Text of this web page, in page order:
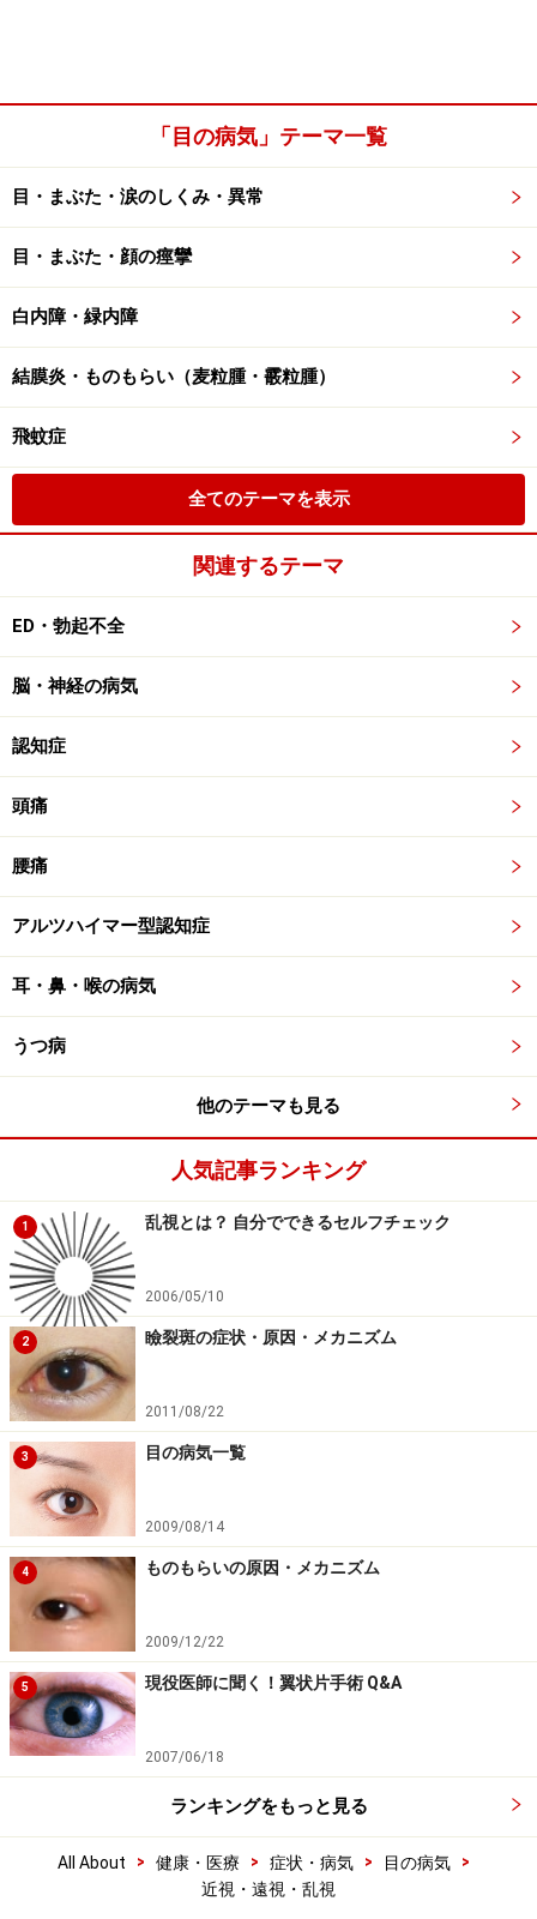
「目の病気」テーマ一覧
目・まぶた・涙のしくみ・異常
目・まぶた・顔の痙攣
白内障・緑内障
結膜炎・ものもらい（麦粒腫・霰粒腫）
飛蚊症
全てのテーマを表示
関連するテーマ
ED・勃起不全
脳・神経の病気
認知症
頭痛
腰痛
アルツハイマー型認知症
耳・鼻・喉の病気
うつ病
他のテーマも見る
人気記事ランキング
1 乱視とは？ 自分でできるセルフチェック
2006/05/10
2 瞼裂斑の症状・原因・メカニズム
2011/08/22
3 目の病気一覧
2009/08/14
4 ものもらいの原因・メカニズム
2009/12/22
5 現役医師に聞く！翼状片手術 Q&A
2007/06/18
ランキングをもっと見る
All About > 健康・医療 > 症状・病気 > 目の病気
>
近視・遠視・乱視